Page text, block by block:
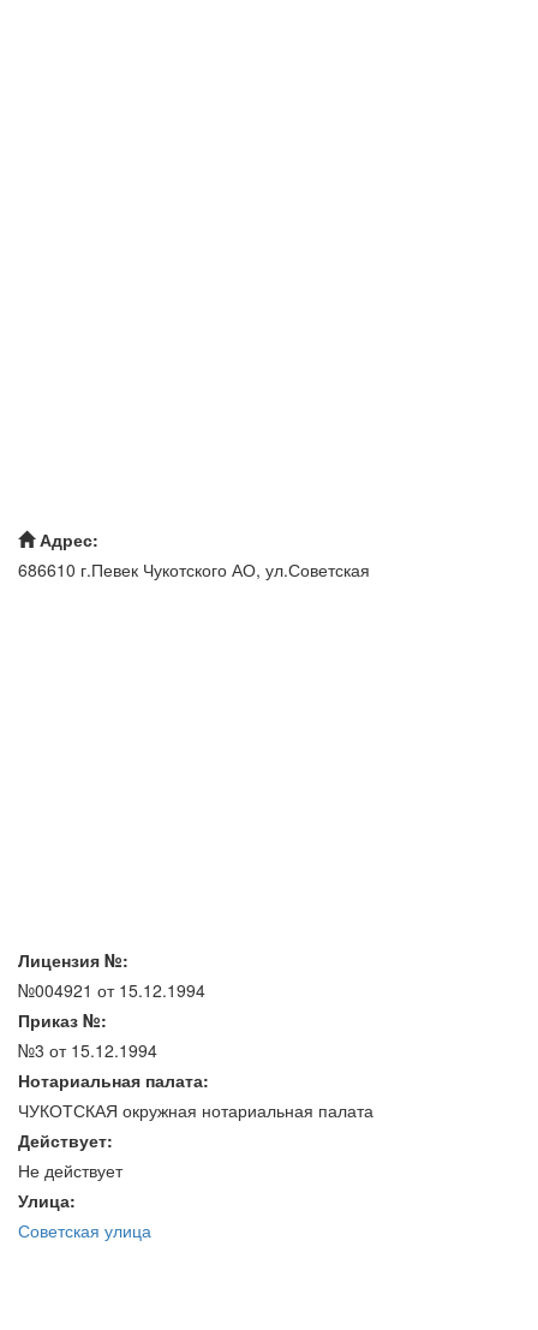
Адрес:
686610 г.Певек Чукотского АО, ул.Советская
Лицензия №:
№004921 от 15.12.1994
Приказ №:
№3 от 15.12.1994
Нотариальная палата:
ЧУКОТСКАЯ окружная нотариальная палата
Действует:
Не действует
Улица:
Советская улица